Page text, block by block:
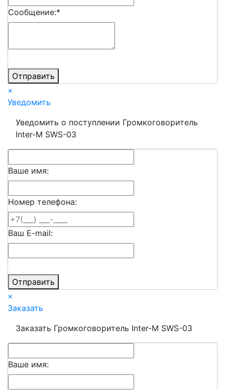
Сообщение:*
Отправить
×
Уведомить
Уведомить о поступлении Громкоговоритель
Inter-M SWS-03
Ваше имя:
Номер телефона:
Ваш E-mail:
Отправить
×
Заказать
Заказать Громкоговоритель Inter-M SWS-03
Ваше имя: